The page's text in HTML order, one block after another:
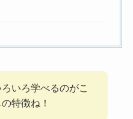
いろ学べるのがこ
特徴ね！